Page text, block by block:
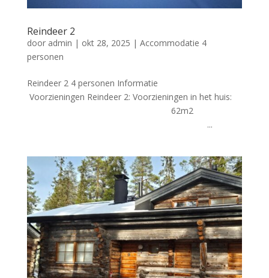
Reindeer 2
door admin | okt 28, 2025 | Accommodatie 4
personen
Reindeer 2 4 personen Informatie
Voorzieningen Reindeer 2: Voorzieningen in het huis:
62m2
...